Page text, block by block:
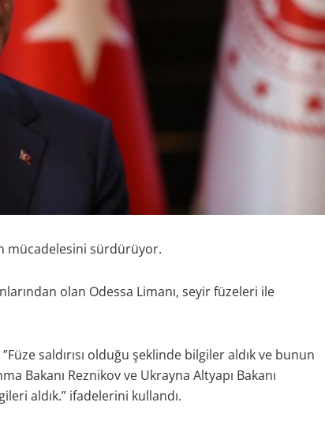
mücadelesini sürdürüyor.
olan Odessa Limanı, seyir füzeleri ile
saldırısı olduğu şeklinde bilgiler aldık ve bunun
Bakanı Reznikov ve Ukrayna Altyapı Bakanı
aldık.” ifadelerini kullandı.